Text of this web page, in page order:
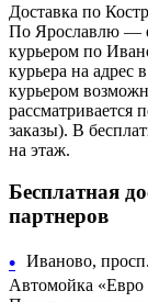
Доставка по
По Ярославлю —
курьером по
курьера на адрес
курьером
рассматривается
заказы). В
на этаж.
Бесплатная
партнеров
• Иваново,
Автомойка